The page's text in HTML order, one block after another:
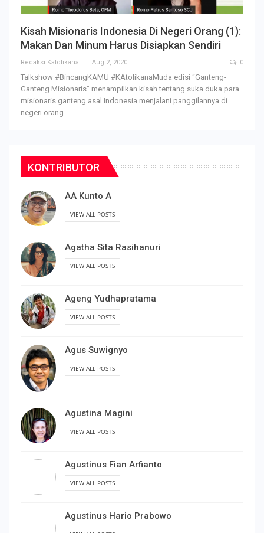
Kisah Misionaris Indonesia Di Negeri Orang (1):
Makan Dan Minum Harus Disiapkan Sendiri
Redaksi Katolikana Aug 2, 2020 0
Talkshow #BincangKAMU #KAtolikanaMuda edisi “Ganteng-
Ganteng Misionaris” menampilkan kisah tentang suka duka para
misionaris ganteng asal Indonesia menjalani panggilannya di
negeri orang.
KONTRIBUTOR
AA Kunto A
VIEW ALL POSTS
Agatha Sita Rasihanuri
VIEW ALL POSTS
Ageng Yudhapratama
VIEW ALL POSTS
Agus Suwignyo
VIEW ALL POSTS
Agustina Magini
VIEW ALL POSTS
Agustinus Fian Arfianto
VIEW ALL POSTS
Agustinus Hario Prabowo